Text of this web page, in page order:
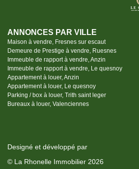
ANNONCES PAR VILLE
Maison à vendre, Fresnes sur escaut
Demeure de Prestige à vendre, Ruesnes
Immeuble de rapport à vendre, Anzin
Immeuble de rapport à vendre, Le quesnoy
Appartement à louer, Anzin
Appartement à louer, Le quesnoy
Parking / box à louer, Trith saint leger
Bureaux à louer, Valenciennes
Designé et développé par
© La Rhonelle Immobilier 2026